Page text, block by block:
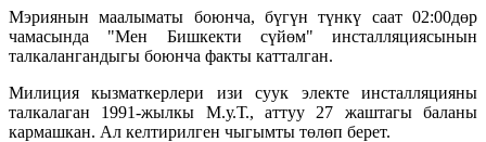
Мэриянын маалыматы боюнча, бүгүн түнкү саат 02:00дөр
чамасында "Мен Бишкекти сүйөм" инсталляциясынын
талкалангандыгы боюнча факты катталган.
Милиция кызматкерлери изи суук электе инсталляцияны
талкалаган 1991-жылкы М.у.Т., аттуу 27 жаштагы баланы
кармашкан. Ал келтирилген чыгымты төлөп берет.